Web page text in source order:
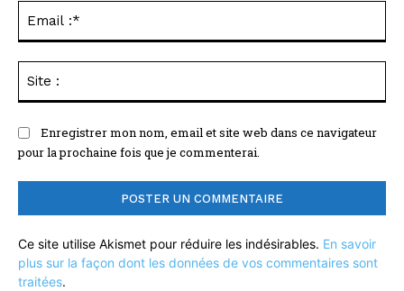
Enregistrer mon nom, email et site web dans ce navigateur
pour la prochaine fois que je commenterai.
Ce site utilise Akismet pour réduire les indésirables. En savoir
plus sur la façon dont les données de vos commentaires sont
traitées.